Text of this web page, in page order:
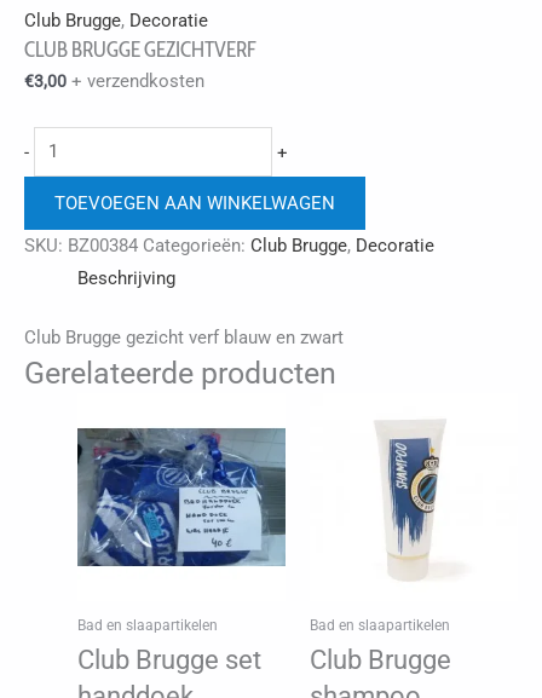
Club Brugge, Decoratie
CLUB BRUGGE GEZICHTVERF
€3,00 + verzendkosten
-
Club
Brugge
gezichtverf
aantal
+
TOEVOEGEN AAN WINKELWAGEN
SKU: BZ00384 Categorieën: Club Brugge, Decoratie
Beschrijving
Club Brugge gezicht verf blauw en zwart
Gerelateerde producten
Bad en slaapartikelen
Club Brugge set
Bad en slaapartikelen
Club Brugge